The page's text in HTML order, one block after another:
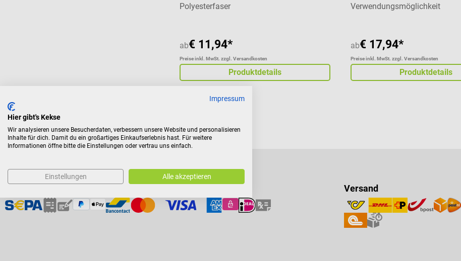
Polyesterfaser
ab€ 11,94*
Preise inkl. MwSt. zzgl. Versandkosten
Produktdetails
Verwendungsmöglichkeit
ab€ 17,94*
Preise inkl. MwSt. zzgl. Versandkosten
Produktdetails
Versand
Impressum
Hier gibt's Kekse
Wir analysieren unsere Besucherdaten, verbessern unsere Website und personalisieren
Inhalte für dich. Damit du ein großartiges Einkaufserlebnis hast. Für weitere
Informationen öffne bitte die Einstellungen oder vertrau uns einfach.
Einstellungen Alle akzeptieren